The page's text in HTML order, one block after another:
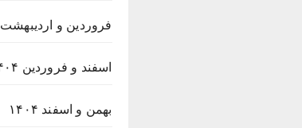
فروردین و اردیبهشت ۱۴۰۵
اسفند و فروردین ۱۴۰۴
بهمن و اسفند ۱۴۰۴